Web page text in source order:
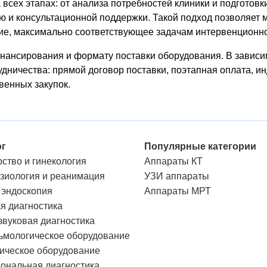
этапах: от анализа потребностей клиники и
и консультационной поддержки. Такой подход
максимально соответствующее задачам
и формату поставки оборудования. В
прямой договор поставки, поэтапная оплата,
закупок.
и гинекология
и реанимация
диагностика
диагностика
оборудование
оборудование
Популярные категории
Аппараты КТ
УЗИ аппараты
Аппараты МРТ